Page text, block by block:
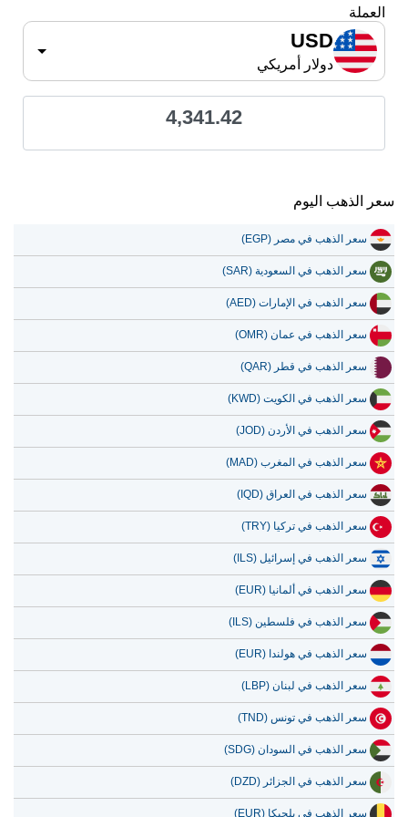
العملة
USD
دولار أمريكي
4,341.42
سعر الذهب اليوم
سعر الذهب في مصر (EGP)
سعر الذهب في السعودية (SAR)
سعر الذهب في الإمارات (AED)
سعر الذهب في عمان (OMR)
سعر الذهب في قطر (QAR)
سعر الذهب في الكويت (KWD)
سعر الذهب في الأردن (JOD)
سعر الذهب في المغرب (MAD)
سعر الذهب في العراق (IQD)
سعر الذهب في تركيا (TRY)
سعر الذهب في إسرائيل (ILS)
سعر الذهب في ألمانيا (EUR)
سعر الذهب في فلسطين (ILS)
سعر الذهب في هولندا (EUR)
سعر الذهب في لبنان (LBP)
سعر الذهب في تونس (TND)
سعر الذهب في السودان (SDG)
سعر الذهب في الجزائر (DZD)
سعر الذهب في بلجيكا (EUR)